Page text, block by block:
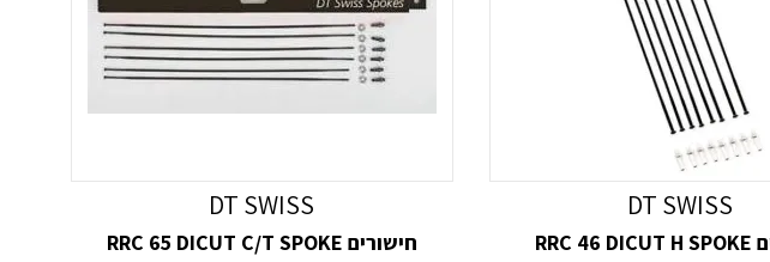
DT SWISS
חישורים RRC 46 DICUT H SPOKE
DT SWISS
חישורים RRC 65 DICUT C/T SPOKE